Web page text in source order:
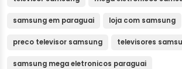
samsung em paraguai loja com samsung
preco televisor samsung televisores
samsung mega eletronicos paraguai